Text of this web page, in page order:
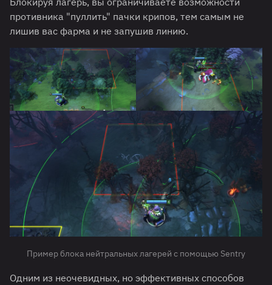
противника "пуллить" пачки крипов, тем самым не
лишив вас фарма и не запушив линию.
Пример блока нейтральных лагерей с помощью Sentry
Одним из неочевидных, но эффективных способов